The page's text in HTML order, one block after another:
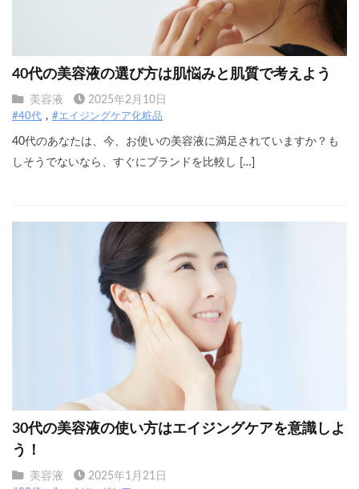
40代の美容液の選び方は肌悩みと肌質で考えよう
美容液 2025年2月10日
#40代 #エイジングケア化粧品
40代のあなたは、今、お使いの美容液に満足されていますか？も
しそうでないなら、すぐにブランドを比較し […]
30代の美容液の使い方はエイジングケアを意識しよ
う！
美容液 2025年1月21日